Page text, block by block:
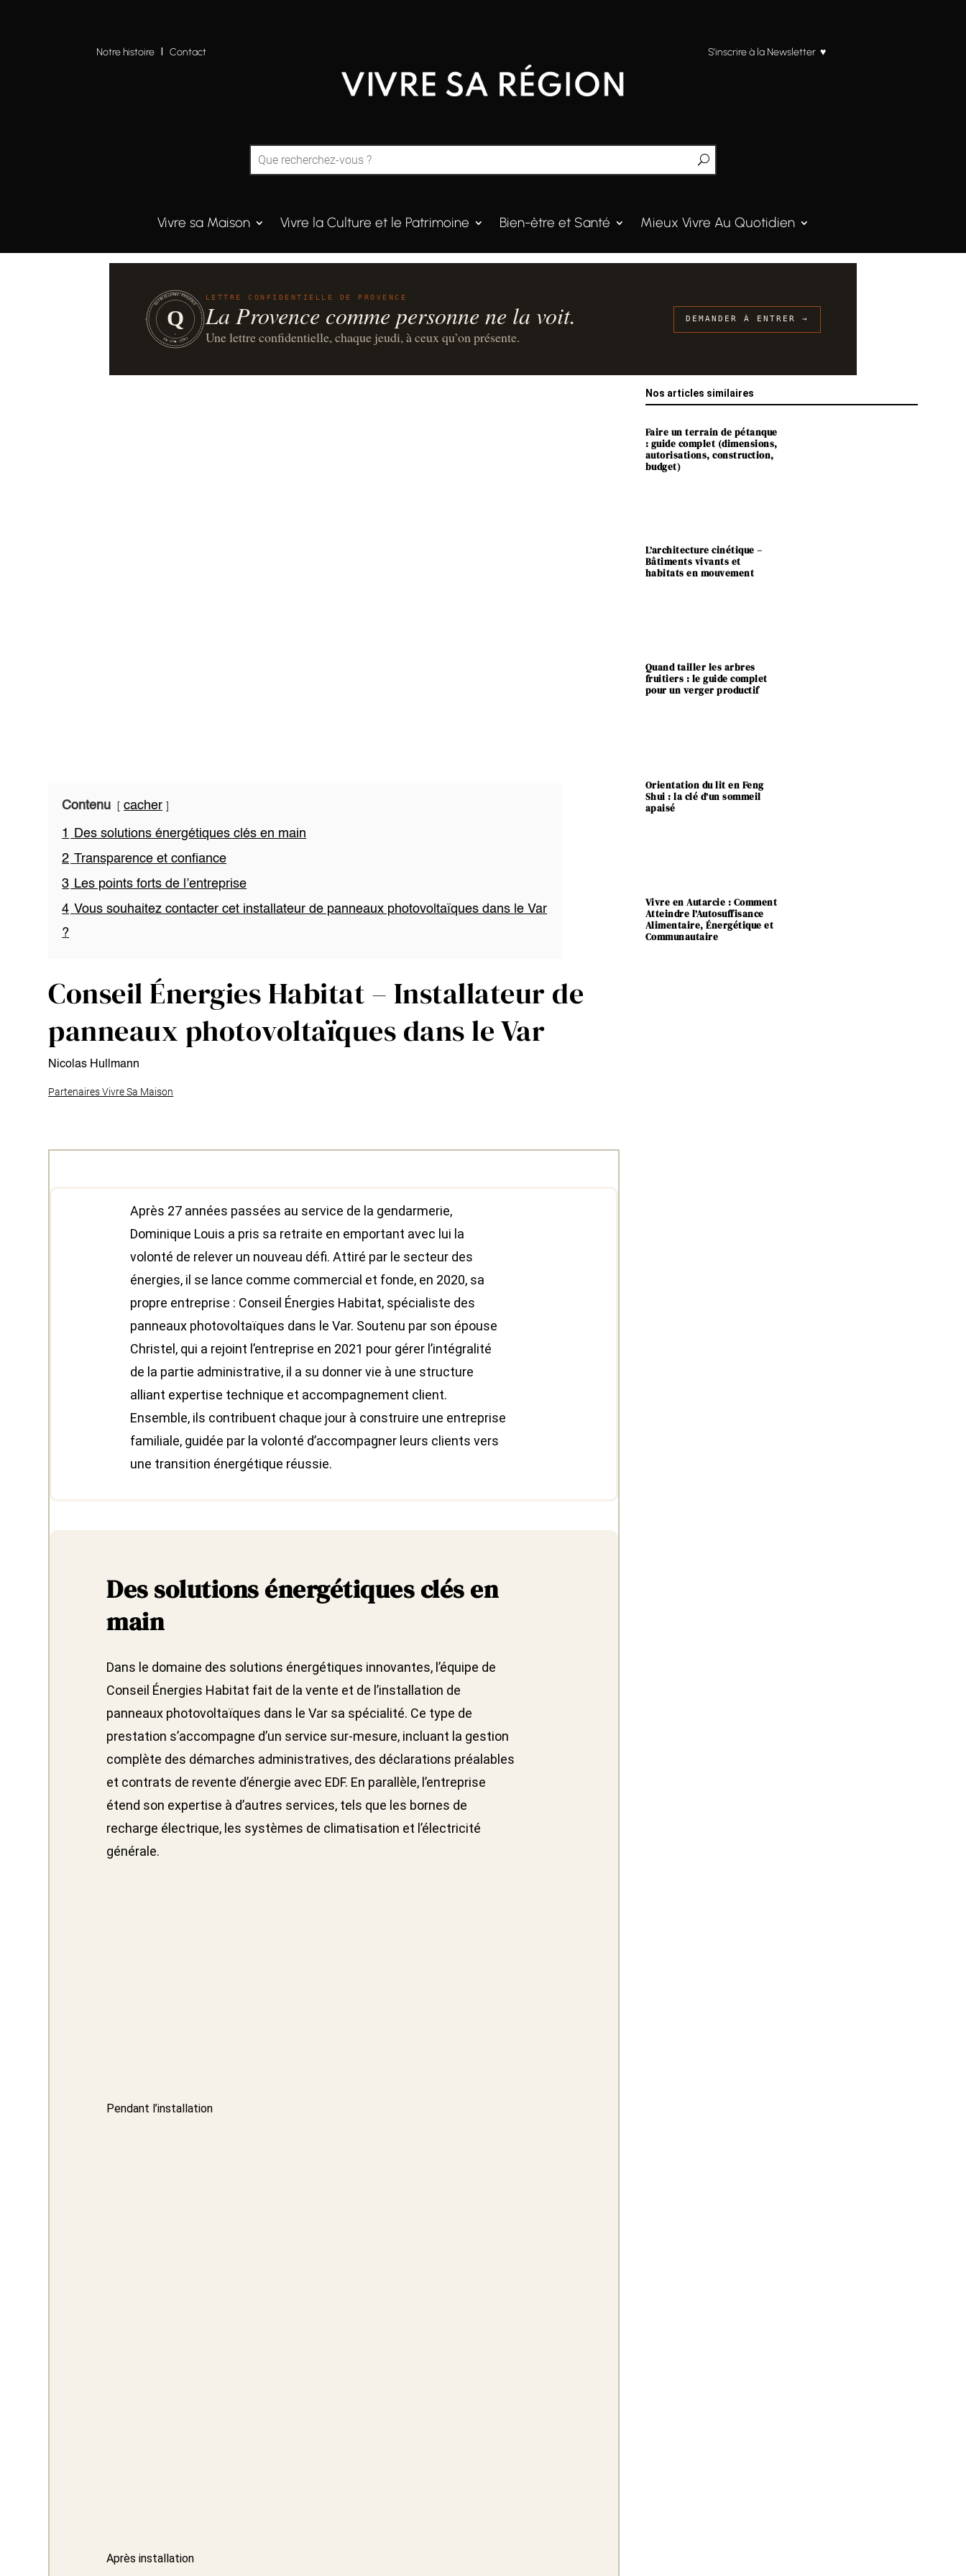
Notre histoire IContact S’inscrire à la Newsletter ♥
Vivre sa Maison Vivre la Culture et le Patrimoine Bien-être et Santé Mieux Vivre Au Quotidien
QUINTESSENCE·PROVENCE
UN·SUR·CENT
Q
LETTRE CONFIDENTIELLE DE PROVENCE
La Provence comme personne ne la voit.
Une lettre confidentielle, chaque jeudi, à ceux qu’on présente.
DEMANDER À ENTRER →
Contenu cacher
1
Des solutions énergétiques clés en main
2 Transparence et confiance
3 Les points forts de l’entreprise
4 Vous souhaitez contacter cet installateur de panneaux photovoltaïques dans le Var
?
Conseil Énergies Habitat – Installateur de
panneaux photovoltaïques dans le Var
Nicolas Hullmann
Partenaires Vivre Sa Maison
Après 27 années passées au service de la gendarmerie,
Dominique Louis a pris sa retraite en emportant avec lui la
volonté de relever un nouveau défi. Attiré par le secteur des
énergies, il se lance comme commercial et fonde, en 2020, sa
propre entreprise : Conseil Énergies Habitat, spécialiste des
panneaux photovoltaïques dans le Var. Soutenu par son épouse
Christel, qui a rejoint l’entreprise en 2021 pour gérer l’intégralité
de la partie administrative, il a su donner vie à une structure
alliant expertise technique et accompagnement client.
Ensemble, ils contribuent chaque jour à construire une entreprise
familiale, guidée par la volonté d’accompagner leurs clients vers
une transition énergétique réussie.
Des solutions énergétiques clés en
main
Dans le domaine des solutions énergétiques innovantes, l’équipe de
Conseil Énergies Habitat fait de la vente et de l’installation de
panneaux photovoltaïques dans le Var sa spécialité. Ce type de
prestation s’accompagne d’un service sur-mesure, incluant la gestion
complète des démarches administratives, des déclarations préalables
et contrats de revente d’énergie avec EDF. En parallèle, l’entreprise
étend son expertise à d’autres services, tels que les bornes de
recharge électrique, les systèmes de climatisation et l’électricité
générale.
Pendant l’installation
Après installation
Nos articles similaires
Faire un terrain de pétanque
: guide complet (dimensions,
autorisations, construction,
budget)
L’architecture cinétique –
Bâtiments vivants et
habitats en mouvement
Quand tailler les arbres
fruitiers : le guide complet
pour un verger productif
Orientation du lit en Feng
Shui : la clé d’un sommeil
apaisé
Vivre en Autarcie : Comment
Atteindre l’Autosuffisance
Alimentaire, Énergétique et
Communautaire